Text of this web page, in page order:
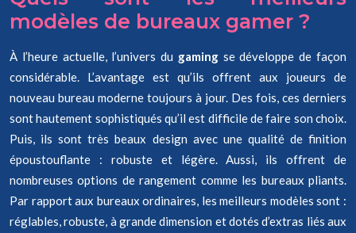
modèles de bureaux gamer ?
À l’heure actuelle, l’univers du gaming se développe de façon
considérable. L’avantage est qu’ils offrent aux joueurs de
nouveau bureau moderne toujours à jour. Des fois, ces derniers
sont hautement sophistiqués qu’il est difficile de faire son choix.
Puis, ils sont très beaux design avec une qualité de finition
époustouflante : robuste et légère. Aussi, ils offrent de
nombreuses options de rangement comme les bureaux pliants.
Par rapport aux bureaux ordinaires, les meilleurs modèles sont :
réglables, robuste, à grande dimension et dotés d’extras liés aux